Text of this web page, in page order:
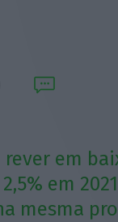
em
em
mesma